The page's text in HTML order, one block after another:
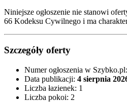
Niniejsze ogłoszenie nie stanowi
66 Kodeksu Cywilnego i ma
Szczegóły oferty
Numer ogłoszenia w Szybko.pl:
Data publikacji: 4 sierpnia
Liczba łazienek: 1
Liczba pokoi: 2